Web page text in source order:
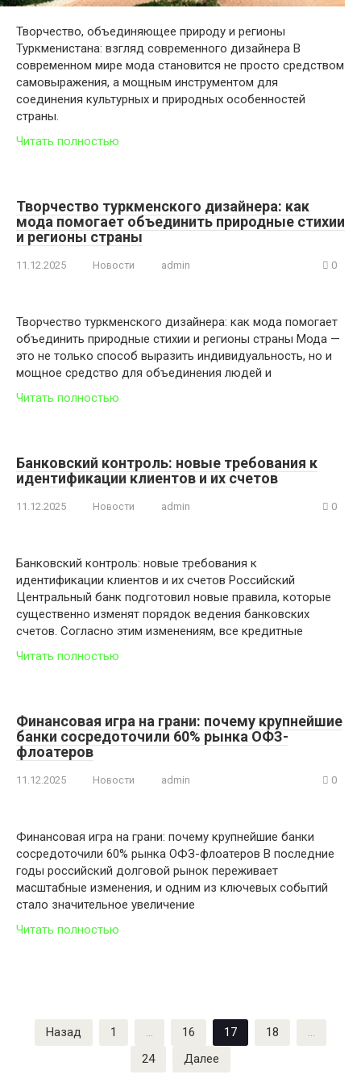
Творчество, объединяющее природу и регионы
Туркменистана: взгляд современного дизайнера В
современном мире мода становится не просто средством
самовыражения, а мощным инструментом для
соединения культурных и природных особенностей
страны.
Читать полностью
Творчество туркменского дизайнера: как
мода помогает объединить природные стихии
и регионы страны
11.12.2025 Новости admin 0
Творчество туркменского дизайнера: как мода помогает
объединить природные стихии и регионы страны Мода —
это не только способ выразить индивидуальность, но и
мощное средство для объединения людей и
Читать полностью
Банковский контроль: новые требования к
идентификации клиентов и их счетов
11.12.2025 Новости admin 0
Банковский контроль: новые требования к
идентификации клиентов и их счетов Российский
Центральный банк подготовил новые правила, которые
существенно изменят порядок ведения банковских
счетов. Согласно этим изменениям, все кредитные
Читать полностью
Финансовая игра на грани: почему крупнейшие
банки сосредоточили 60% рынка ОФЗ-
флоатеров
11.12.2025 Новости admin 0
Финансовая игра на грани: почему крупнейшие банки
сосредоточили 60% рынка ОФЗ-флоатеров В последние
годы российский долговой рынок переживает
масштабные изменения, и одним из ключевых событий
стало значительное увеличение
Читать полностью
Пагинация
записей
Назад 1 … 16 17 18
…
24
Далее